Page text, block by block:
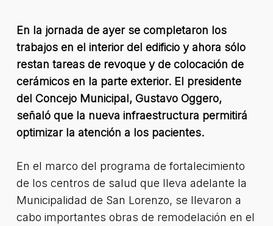
En la jornada de ayer se completaron los
trabajos en el interior del edificio y ahora sólo
restan tareas de revoque y de colocación de
cerámicos en la parte exterior. El presidente
del Concejo Municipal, Gustavo Oggero,
señaló que la nueva infraestructura permitirá
optimizar la atención a los pacientes.
En el marco del programa de fortalecimiento
de los centros de salud que lleva adelante la
Municipalidad de San Lorenzo, se llevaron a
cabo importantes obras de remodelación en el